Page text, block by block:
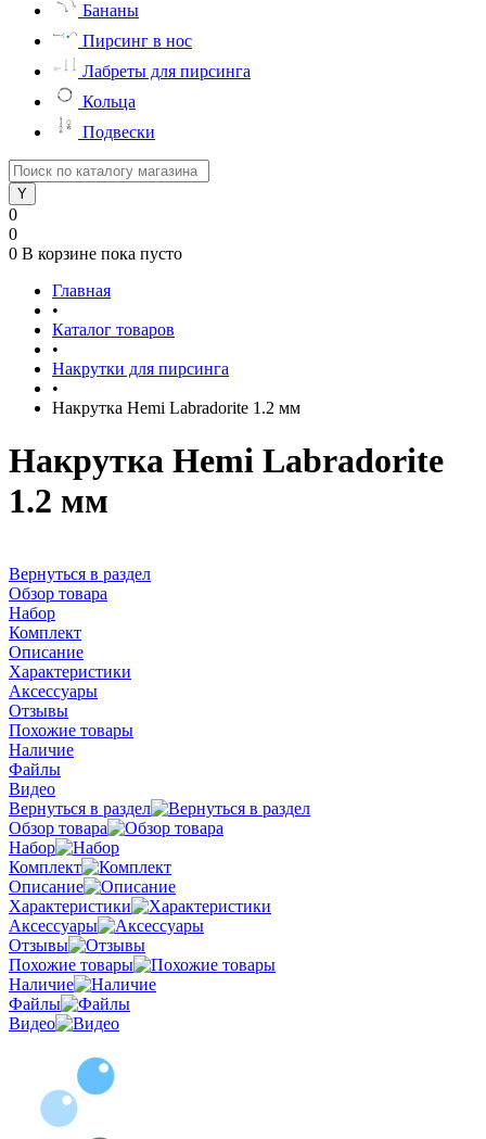
Бананы
Пирсинг в нос
Лабреты для пирсинга
Кольца
Подвески
0
0
0 В корзине пока пусто
Главная
•
Каталог товаров
•
Накрутки для пирсинга
•
Накрутка Hemi Labradorite 1.2 мм
Накрутка Hemi Labradorite
1.2 мм
Вернуться в раздел
Обзор товара
Набор
Комплект
Описание
Характеристики
Аксессуары
Отзывы
Похожие товары
Наличие
Файлы
Видео
Вернуться в раздел
Обзор товара
Набор
Комплект
Описание
Характеристики
Аксессуары
Отзывы
Похожие товары
Наличие
Файлы
Видео